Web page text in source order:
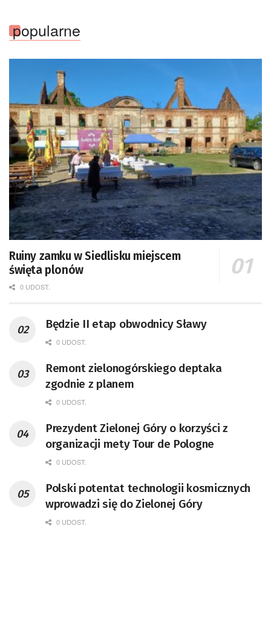
popularne
Ruiny zamku w Siedlisku miejscem
święta plonów
0 UDOST.
Będzie II etap obwodnicy Sławy
0 UDOST.
Remont zielonogórskiego deptaka
zgodnie z planem
0 UDOST.
Prezydent Zielonej Góry o korzyści z
organizacji mety Tour de Pologne
0 UDOST.
Polski potentat technologii kosmicznych
wprowadzi się do Zielonej Góry
0 UDOST.